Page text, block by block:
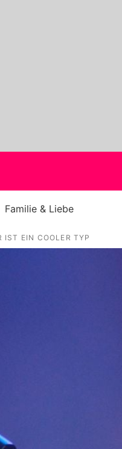
Familie & Liebe
EIN COOLER TYP